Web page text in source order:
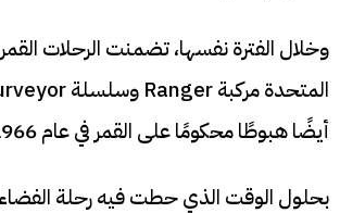
وخلال الفترة نفسها، تضمنت الرحلات
أيضًا هبوطًا محكومًا على القمر في عام 1966.
بحلول الوقت الذي حطت فيه رحلة الفضاء